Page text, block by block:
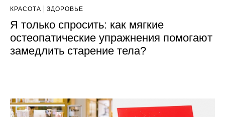
КРАСОТА ЗДОРОВЬЕ
Я только спросить: как мягкие
остеопатические упражнения помогают
замедлить старение тела?